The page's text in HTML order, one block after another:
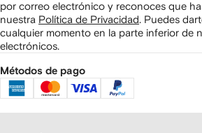
por correo electrónico y reconoces que
nuestra Política de Privacidad Puedes
cualquier momento en la parte inferior de
electrónicos.
Métodos de pago